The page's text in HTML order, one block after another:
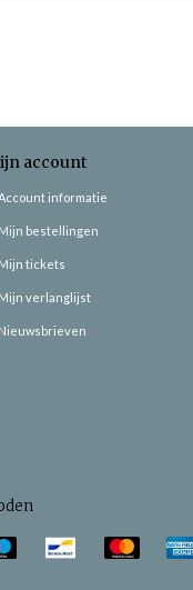
account
informatie
Mijn bestellingen
Mijn tickets
Mijn verlanglijst
Nieuwsbrieven